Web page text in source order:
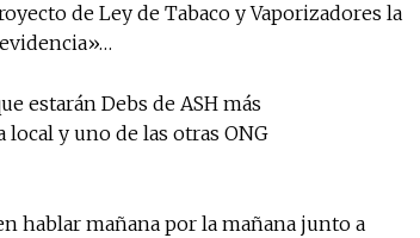
No te pierdas de las
noticias del vapeo y la reducción
Subscribe to our daily clipping
de Ley de Tabaco y Vaporizadores la
estarán Debs de ASH más
y uno de las otras ONG
hablar mañana por la mañana junto a